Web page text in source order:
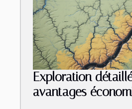
Exploration
avantages